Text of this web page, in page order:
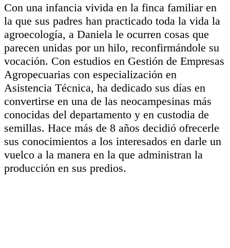
Con una infancia vivida en la finca familiar en
la que sus padres han practicado toda la vida la
agroecología, a Daniela le ocurren cosas que
parecen unidas por un hilo, reconfirmándole su
vocación. Con estudios en Gestión de Empresas
Agropecuarias con especialización en
Asistencia Técnica, ha dedicado sus días en
convertirse en una de las neocampesinas más
conocidas del departamento y en custodia de
semillas. Hace más de 8 años decidió ofrecerle
sus conocimientos a los interesados en darle un
vuelco a la manera en la que administran la
producción en sus predios.